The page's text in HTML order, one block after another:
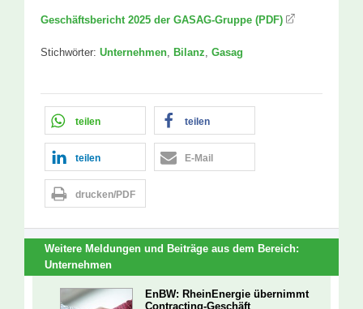
Geschäftsbericht 2025 der GASAG-Gruppe (PDF)
Stichwörter: Unternehmen Bilanz Gasag
teilen teilen
teilen E-Mail
drucken/PDF
Weitere Meldungen und Beiträge aus dem Bereich:
Unternehmen
EnBW: RheinEnergie übernimmt
Contracting-Geschäft